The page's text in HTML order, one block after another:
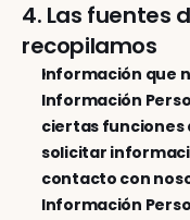
4. Las fuentes
recopilamos
Información que
Información
ciertas funciones
solicitar
contacto con
Información